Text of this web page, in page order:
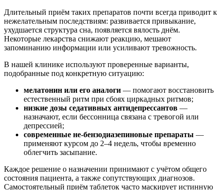
Длительный приём таких препаратов почти всегда приводит к
нежелательным последствиям: развивается привыкание,
ухудшается структура сна, появляется вялость днём.
Некоторые лекарства снижают реакцию, мешают
запоминанию информации или усиливают тревожность.
В нашей клинике используют проверенные варианты,
подобранные под конкретную ситуацию:
мелатонин или его аналоги — помогают восстановить
естественный ритм при сбоях циркадных ритмов;
низкие дозы седативных антидепрессантов —
назначают, если бессонница связана с тревогой или
депрессией;
современные не-бензодиазепиновые препараты —
применяют курсом до 2–4 недель, чтобы временно
облегчить засыпание.
Каждое решение о назначении принимают с учётом общего
состояния пациента, а также сопутствующих диагнозов.
Самостоятельный приём таблеток часто маскирует истинную